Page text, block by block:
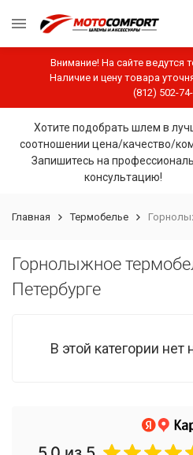
Внимание! На сайте ведутся
Наличие и цену товара
(812) 502-
Хотите подобрать шлем в
соотношении цена/качество/
Запишитесь на
консультацию!
Главная Термобелье
Горнолыжное
Петербурге
В этой категории нет